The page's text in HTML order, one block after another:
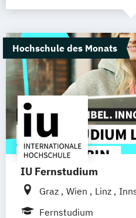
Hochschule des Monats
IU Fernstudium
Graz Wien Linz
Fernstudium